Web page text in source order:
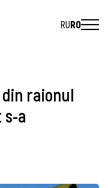
RURO
raionul
s-a